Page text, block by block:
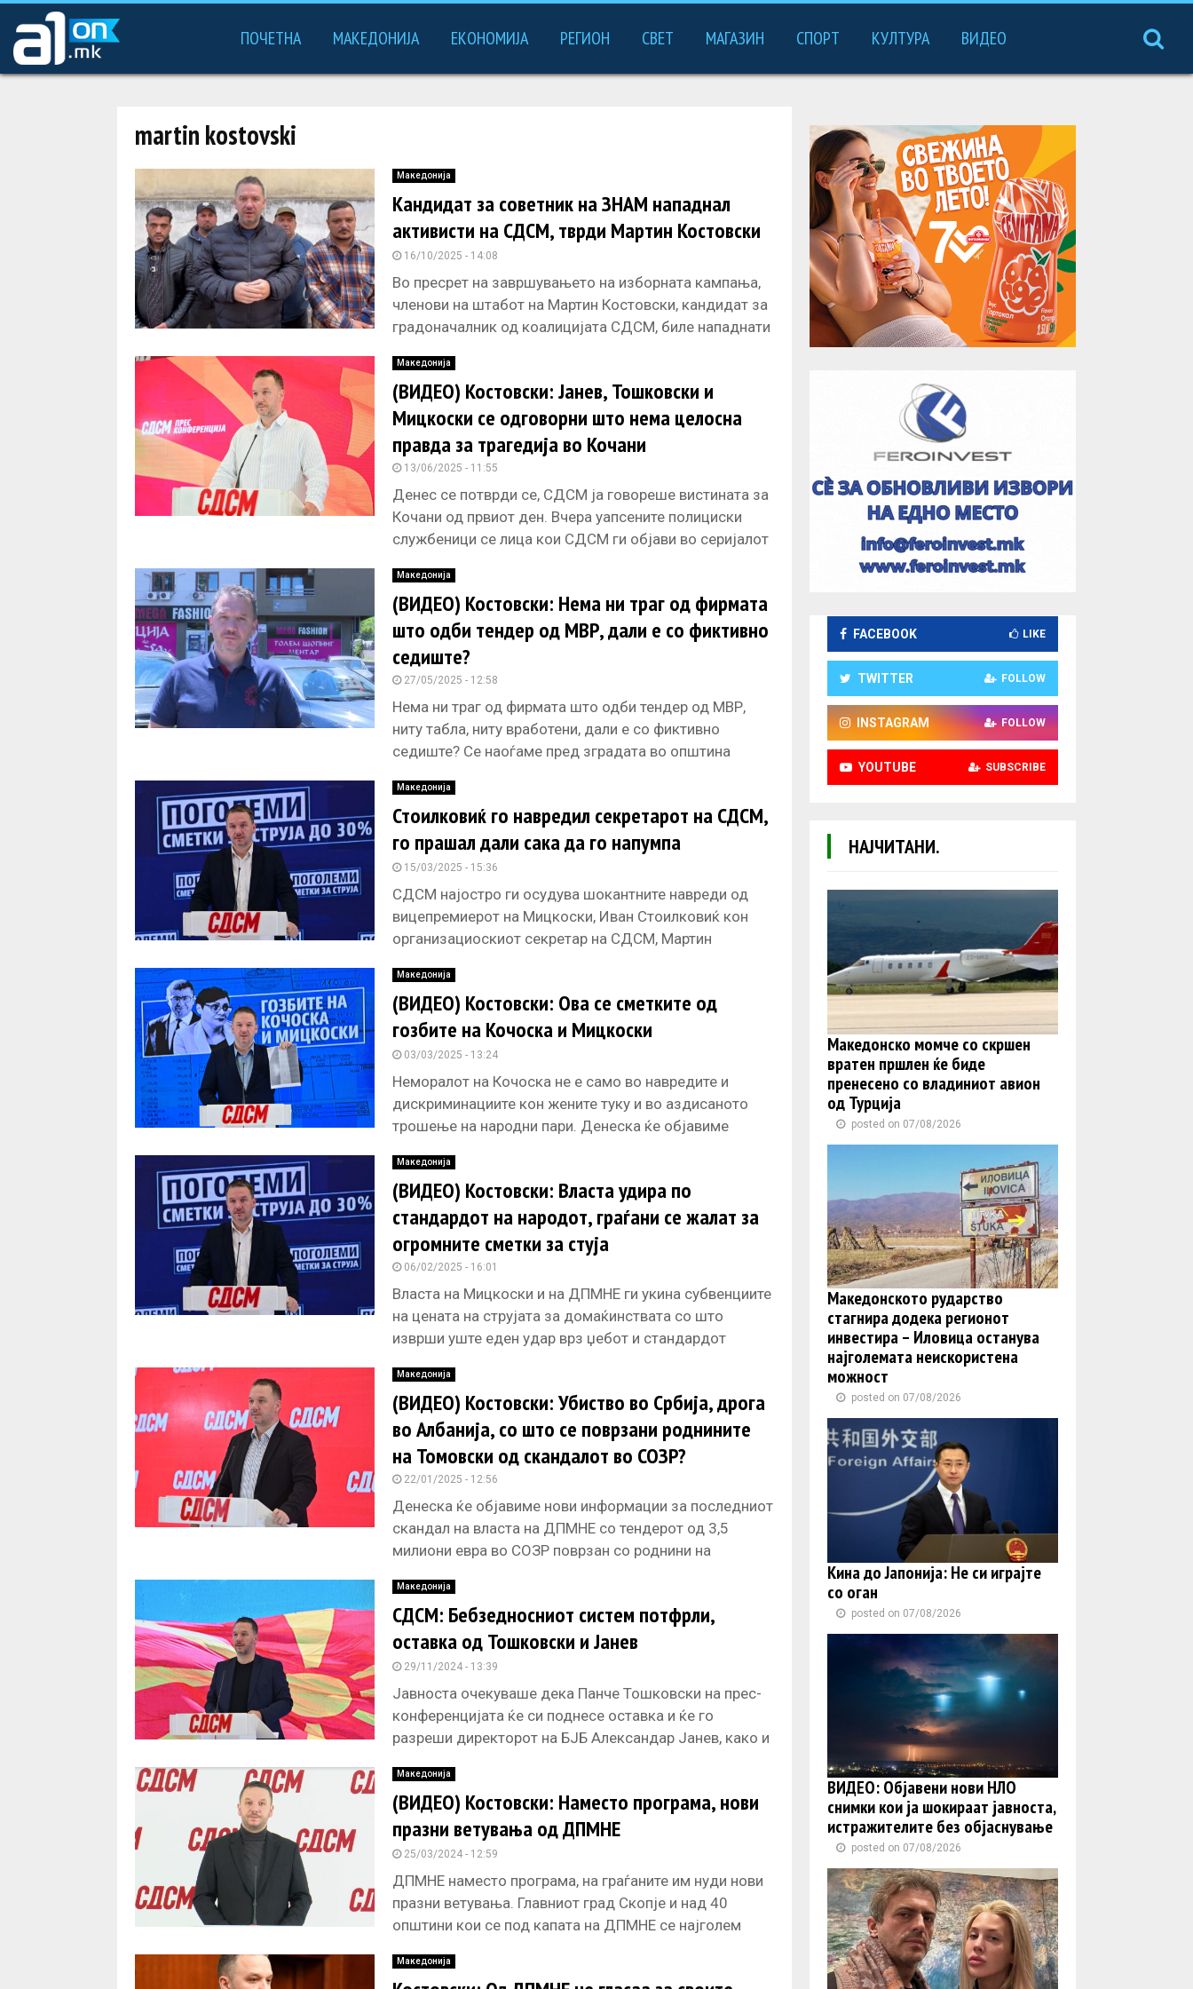
ПОЧЕТНА МАКЕДОНИЈА ЕКОНОМИЈА РЕГИОН СВЕТ МАГАЗИН СПОРТ КУЛТУРА ВИДЕО
martin kostovski
Македонија
Кандидат за советник на ЗНАМ нападнал
активисти на СДСМ, тврди Мартин Костовски
16/10/2025 - 14:08
Во пресрет на завршувањето на изборната кампања,
членови на штабот на Мартин Костовски, кандидат за
градоначалник од коалицијата СДСМ, биле нападнати
Македонија
(ВИДЕО) Костовски: Јанев, Тошковски и
Мицкоски се одговорни што нема целосна
правда за трагедија во Кочани
13/06/2025 - 11:55
Денес се потврди се, СДСМ ја говореше вистината за
Кочани од првиот ден. Вчера уапсените полициски
службеници се лица кои СДСМ ги објави во серијалот
Македонија
(ВИДЕО) Костовски: Нема ни траг од фирмата
што одби тендер од МВР, дали е со фиктивно
седиште?
27/05/2025 - 12:58
Нема ни траг од фирмата што одби тендер од МВР,
ниту табла, ниту вработени, дали е со фиктивно
седиште? Се наоѓаме пред зградата во општина
Македонија
Стоилковиќ го навредил секретарот на СДСМ,
го прашал дали сака да го напумпа
15/03/2025 - 15:36
СДСМ најостро ги осудува шокантните навреди од
вицепремиерот на Мицкоски, Иван Стоилковиќ кон
организациоскиот секретар на СДСМ, Мартин
Македонија
(ВИДЕО) Костовски: Ова се сметките од
гозбите на Кочоска и Мицкоски
03/03/2025 - 13:24
Неморалот на Кочоска не е само во навредите и
дискриминациите кон жените туку и во аздисаното
трошење на народни пари. Денеска ќе објавиме
Македонија
(ВИДЕО) Костовски: Власта удира по
стандардот на народот, граѓани се жалат за
огромните сметки за стуја
06/02/2025 - 16:01
Власта на Мицкоски и на ДПМНЕ ги укина субвенциите
на цената на струјата за домаќинствата со што
изврши уште еден удар врз џебот и стандардот
Македонија
(ВИДЕО) Костовски: Убиство во Србија, дрога
во Албанија, со што се поврзани роднините
на Томовски од скандалот во СОЗР?
22/01/2025 - 12:56
Денеска ќе објавиме нови информации за последниот
скандал на власта на ДПМНЕ со тендерот од 3,5
милиони евра во СОЗР поврзан со роднини на
Македонија
СДСМ: Бебзедносниот систем потфрли,
оставка од Тошковски и Јанев
29/11/2024 - 13:39
Јавноста очекуваше дека Панче Тошковски на прес-
конференцијата ќе си поднесе оставка и ќе го
разреши директорот на БЈБ Александар Јанев, како и
Македонија
(ВИДЕО) Костовски: Наместо програма, нови
празни ветувања од ДПМНЕ
25/03/2024 - 12:59
ДПМНЕ наместо програма, на граѓаните им нуди нови
празни ветувања. Главниот град Скопје и над 40
општини кои се под капата на ДПМНЕ се најголем
Македонија
FACEBOOK LIKE
TWITTER FOLLOW
INSTAGRAM FOLLOW
YOUTUBE SUBSCRIBE
НАЈЧИТАНИ.
Македонско момче со скршен
вратен пршлен ќе биде
пренесено со владиниот авион
од Турција
posted on 07/08/2026
Македонското рударство
стагнира додека регионот
инвестира – Иловица останува
најголемата неискористена
можност
posted on 07/08/2026
Кина до Јапонија: Не си играјте
со оган
posted on 07/08/2026
ВИДЕО: Објавени нови НЛО
снимки кои ја шокираат јавноста,
истражителите без објаснување
posted on 07/08/2026